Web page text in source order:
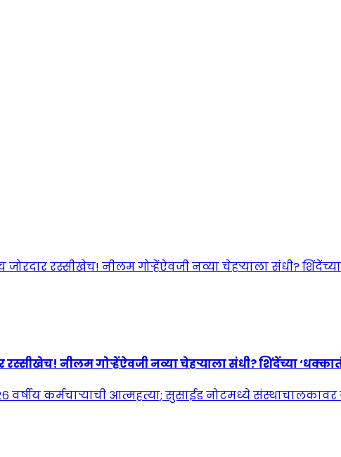
नीलम गोऱ्हेंऐवजी नव्या चेहऱ्याला संधी? शिंदेंच्या